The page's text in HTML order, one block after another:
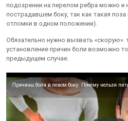
подозрении на перелом ребра можно и
пострадавшем боку, так как такая
отломки в одном положении).
Обязательно нужно вызвать «скорую».
установление причин боли возможно
предыдущем случае.
Причины боли в левом боку. Почему нельзя